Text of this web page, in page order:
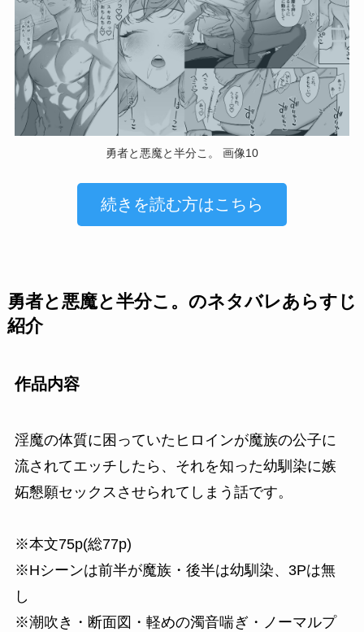
勇者と悪魔と半分こ。 画像10
続きを読む方はこちら
勇者と悪魔と半分こ。のネタバレあらすじ
紹介
作品内容
淫魔の体質に困っていたヒロインが魔族の公子に
流されてエッチしたら、それを知った幼馴染に嫉
妬懇願セックスさせられてしまう話です。
※本文75p(総77p)
※Hシーンは前半が魔族・後半は幼馴染、3Pは無
し
※潮吹き・断面図・軽めの濁音喘ぎ・ノーマルプ